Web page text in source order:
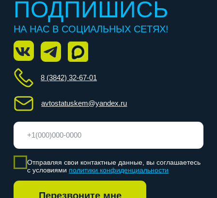
категория А
О нас
категория B
Категории
категория C
Акции
категория E
Расписание
Отзывы
Адреса классов
Отправляя свои контактные данные, вы соглашаетесь
с условиями
политики конфиденциальности
Перезвоните мне
*подробности акции